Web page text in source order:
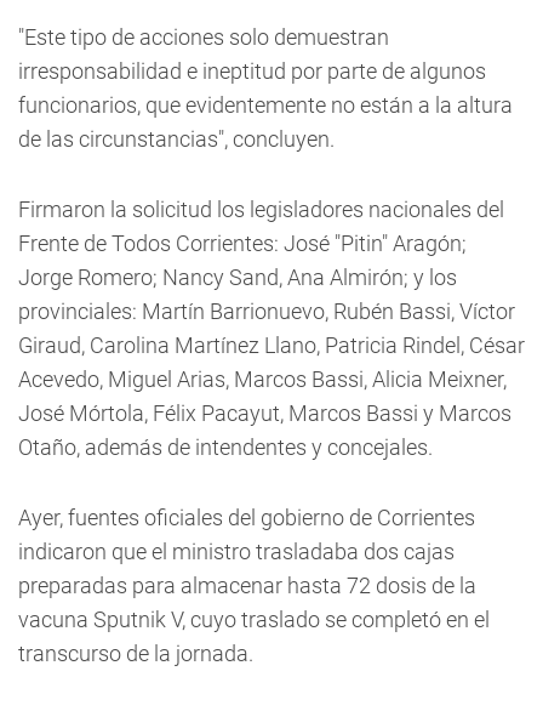
"Este tipo de acciones solo demuestran
irresponsabilidad e ineptitud por parte de algunos
funcionarios, que evidentemente no están a la altura
de las circunstancias", concluyen.
Firmaron la solicitud los legisladores nacionales del
Frente de Todos Corrientes: José "Pitin" Aragón;
Jorge Romero; Nancy Sand, Ana Almirón; y los
provinciales: Martín Barrionuevo, Rubén Bassi, Víctor
Giraud, Carolina Martínez Llano, Patricia Rindel, César
Acevedo, Miguel Arias, Marcos Bassi, Alicia Meixner,
José Mórtola, Félix Pacayut, Marcos Bassi y Marcos
Otaño, además de intendentes y concejales.
Ayer, fuentes oficiales del gobierno de Corrientes
indicaron que el ministro trasladaba dos cajas
preparadas para almacenar hasta 72 dosis de la
vacuna Sputnik V, cuyo traslado se completó en el
transcurso de la jornada.